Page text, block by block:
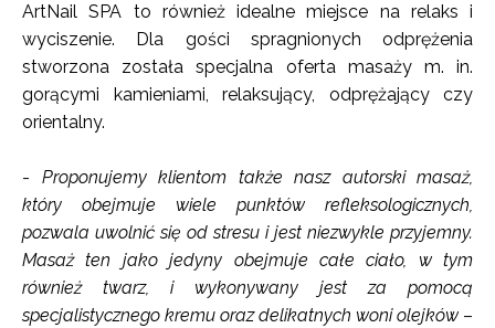
ArtNail SPA to również idealne miejsce na relaks i
wyciszenie. Dla gości spragnionych odprężenia
stworzona została specjalna oferta masaży m. in.
gorącymi kamieniami, relaksujący, odprężający czy
orientalny.
- Proponujemy klientom także nasz autorski masaż,
który obejmuje wiele punktów refleksologicznych,
pozwala uwolnić się od stresu i jest niezwykle przyjemny.
Masaż ten jako jedyny obejmuje całe ciało, w tym
również twarz, i wykonywany jest za pomocą
specjalistycznego kremu oraz delikatnych woni olejków –